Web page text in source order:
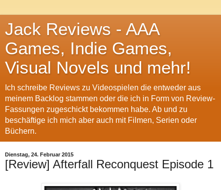
Jack Reviews - AAA
Games, Indie Games,
Visual Novels und mehr!
Ich schreibe Reviews zu Videospielen die entweder aus
meinem Backlog stammen oder die ich in Form von Review-
Fassungen zugeschickt bekommen habe. Ab und zu
beschäftige ich mich aber auch mit Filmen, Serien oder
Büchern.
Dienstag, 24. Februar 2015
[Review] Afterfall Reconquest Episode 1